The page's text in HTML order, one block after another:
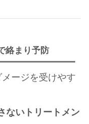
絡まり予防
ージを受けやす
ないトリートメン